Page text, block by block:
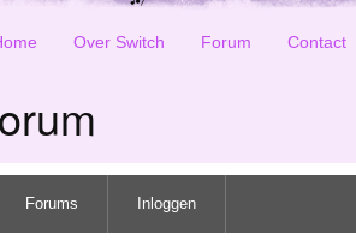
Over Switch Forum Contact
Forums Inloggen